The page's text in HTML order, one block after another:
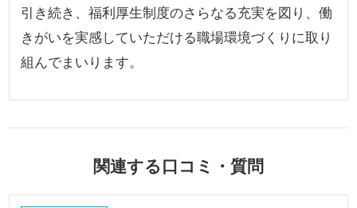
引き続き、福利厚生制度のさらなる充実を図り、働
きがいを実感していただける職場環境づくりに取り
組んでまいります。
関連する口コミ・質問